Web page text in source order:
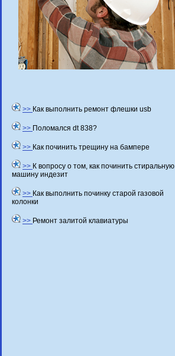
>> Как выполнить ремонт флешки usb
>> Поломался dt 838?
>> Как починить трещину на бампере
>> К вопросу о том, как починить стиральную
машину индезит
>> Как выполнить починку старой газовой
колонки
>> Ремонт залитой клавиатуры